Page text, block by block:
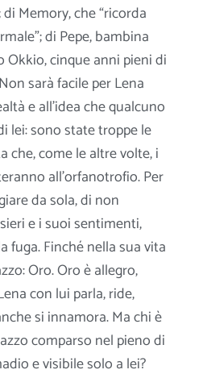
Memory, che “ricorda
di Pepe, bambina
Okkio, cinque anni pieni di
sarà facile per Lena
e all’idea che qualcuno
lei: sono state troppe le
che, come le altre volte, i
all’orfanotrofio. Per
da sola, di non
e i suoi sentimenti,
Finché nella sua vita
Oro. Oro è allegro,
con lui parla, ride,
si innamora. Ma chi è
comparso nel pieno di
e visibile solo a lei?